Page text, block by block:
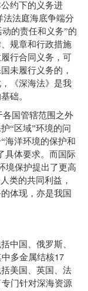
约下的义务进
法法庭海底争端分
的责任和义务”的
规章和行政措施
行合同义务，可
未履行义务的，
《深海法》是我
础。
各国管辖范围之外
“区域”环境的问
海洋环境的保护和
具体要求。而国际
境保护提出了更高
类的共同利益，
体现，亦是我国
中国、俄罗斯、
多金属结核17
美国、英国、法
门针对深海资源